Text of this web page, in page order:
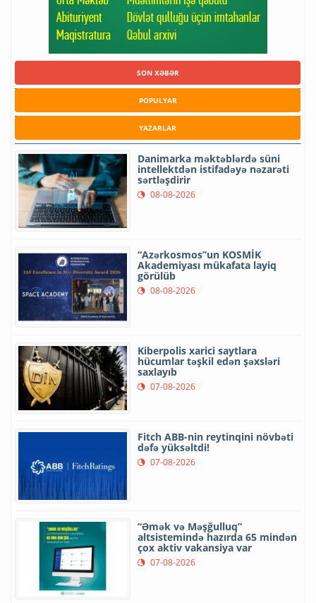
SON XƏBƏR
POPULYAR
YAZARLAR
Danimarka məktəblərdə süni
intellektdən istifadəyə nəzarəti
sərtləşdirir
08-08-2026
“Azərkosmos”un KOSMİK
Akademiyası mükafata layiq
görülüb
08-08-2026
Kiberpolis xarici saytlara
hücumlar təşkil edən şəxsləri
saxlayıb
07-08-2026
Fitch ABB-nin reytinqini növbəti
dəfə yüksəltdi!
07-08-2026
“Əmək və Məşğulluq”
altsistemində hazırda 65 mindən
çox aktiv vakansiya var
07-08-2026